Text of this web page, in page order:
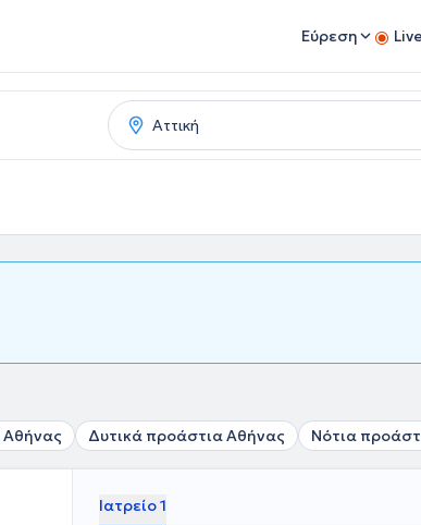
Εύρεση
Αθήνας Δυτικά προάστια Αθήνας Νότια
Ιατρείο 1